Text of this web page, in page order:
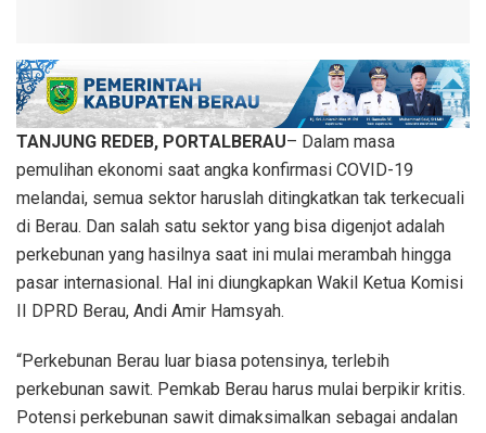
TANJUNG REDEB, PORTALBERAU– Dalam masa
pemulihan ekonomi saat angka konfirmasi COVID-19
melandai, semua sektor haruslah ditingkatkan tak terkecuali
di Berau. Dan salah satu sektor yang bisa digenjot adalah
perkebunan yang hasilnya saat ini mulai merambah hingga
pasar internasional. Hal ini diungkapkan Wakil Ketua Komisi
II DPRD Berau, Andi Amir Hamsyah.
“Perkebunan Berau luar biasa potensinya, terlebih
perkebunan sawit. Pemkab Berau harus mulai berpikir kritis.
Potensi perkebunan sawit dimaksimalkan sebagai andalan